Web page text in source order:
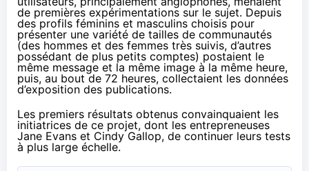
de premières expérimentations sur le sujet. Depuis
des profils féminins et masculins choisis pour
présenter une variété de tailles de communautés
(des hommes et des femmes très suivis, d’autres
possédant de plus petits comptes) postaient le
même message et la même image à la même heure,
puis, au bout de 72 heures, collectaient les données
d’exposition des publications.
Les premiers résultats obtenus convainquaient les
initiatrices de ce projet, dont les entrepreneuses
Jane Evans et Cindy Gallop, de continuer leurs tests
à plus large échelle.